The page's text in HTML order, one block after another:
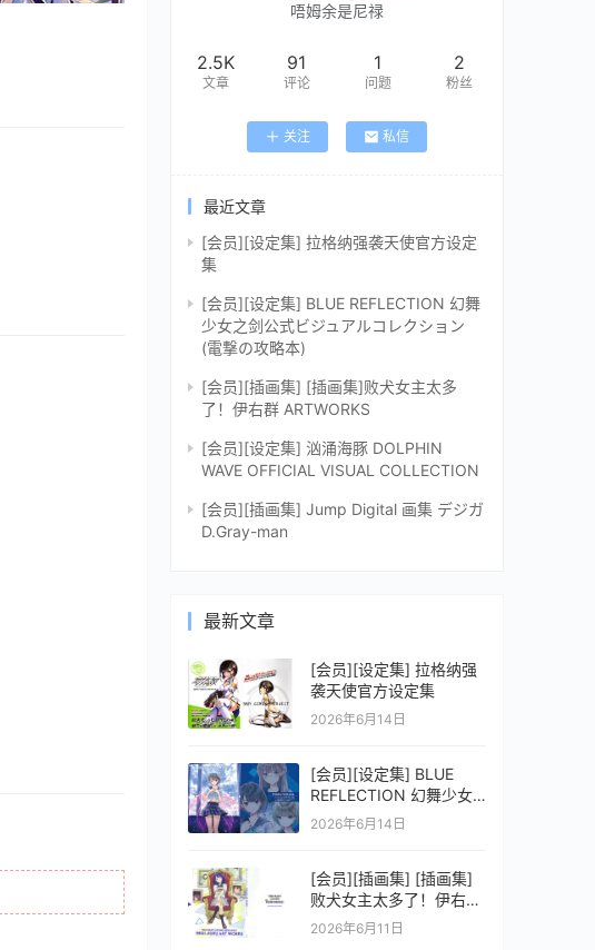
唔姆余是尼禄
2.5K
文章
91
评论
1
问题
2
粉丝
关注 私信
最近文章
[会员][设定集] 拉格纳强袭天使官方设定
集
[会员][设定集] BLUE REFLECTION 幻舞
少女之剑公式ビジュアルコレクション
(電撃の攻略本)
[会员][插画集] [插画集]败犬女主太多
了！伊右群 ARTWORKS
[会员][设定集] 汹涌海豚 DOLPHIN
WAVE OFFICIAL VISUAL COLLECTION
[会员][插画集] Jump Digital 画集 デジガ
D.Gray-man
最新文章
[会员][设定集] 拉格纳强
袭天使官方设定集
2026年6月14日
[会员][设定集] BLUE
REFLECTION 幻舞少女
之剑公式ビジュアルコレ
2026年6月14日
[会员][插画集] [插画集]
败犬女主太多了！伊右群
ARTWORKS
2026年6月11日